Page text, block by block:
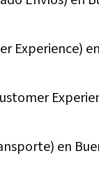
Experience)
en